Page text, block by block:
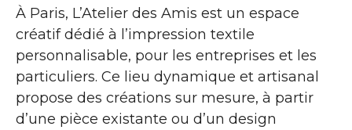
À Paris, L’Atelier des Amis est un espace
créatif dédié à l’impression textile
personnalisable, pour les entreprises et les
particuliers. Ce lieu dynamique et artisanal
propose des créations sur mesure, à partir
d’une pièce existante ou d’un design